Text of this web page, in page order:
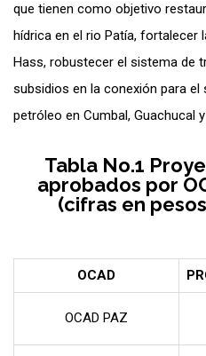
que tienen como objetivo
hídrica en el rio Patía, fortalecer
Hass, robustecer el sistema de
subsidios en la conexión para el
petróleo en Cumbal, Guachucal
Tabla No.1
aprobados por
(cifras en
OCAD
OCAD PAZ